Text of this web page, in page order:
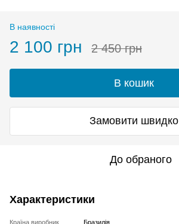
В наявності
2 100 грн 2 450 грн
В кошик
Замовити швидко
До обраного
Характеристики
Країна виробник
Бразилія